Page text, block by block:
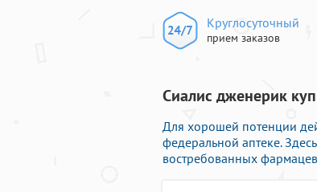
Круглосуточный
прием заказов
Сиалис дженерик
Для хорошей потенции
федеральной аптеке.
востребованных